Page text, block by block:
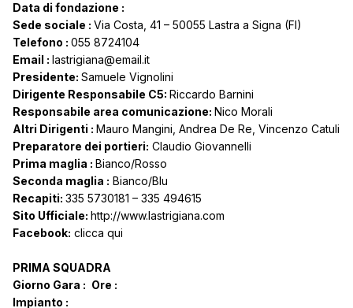
Data di fondazione :
Sede sociale : Via Costa, 41 – 50055 Lastra a Signa (FI)
Telefono : 055 8724104
Email : lastrigiana@email.it
Presidente: Samuele Vignolini
Dirigente Responsabile C5: Riccardo Barnini
Responsabile area comunicazione: Nico Morali
Altri Dirigenti : Mauro Mangini, Andrea De Re, Vincenzo Catuli
Preparatore dei portieri: Claudio Giovannelli
Prima maglia : Bianco/Rosso
Seconda maglia : Bianco/Blu
Recapiti: 335 5730181 – 335 494615
Sito Ufficiale: http://www.lastrigiana.com
Facebook: clicca qui
PRIMA SQUADRA
Giorno Gara : Ore :
Impianto :